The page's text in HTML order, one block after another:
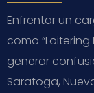
Enfrentar un
como
generar
Saratoga,